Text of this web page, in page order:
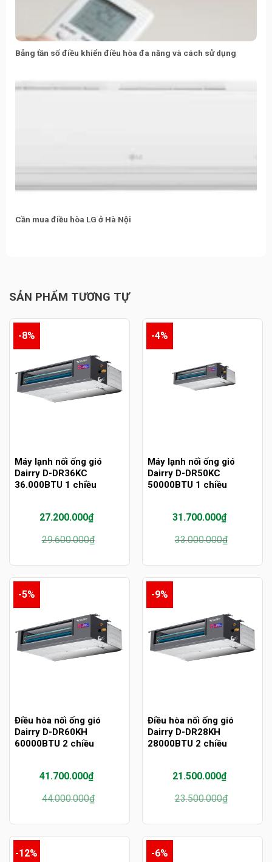
Bảng tần số điều khiển điều hòa đa năng và cách sử dụng
Cần mua điều hòa LG ở Hà Nội
SẢN PHẨM TƯƠNG TỰ
-8%
Máy lạnh nối ống gió
Dairry D-DR36KC
36.000BTU 1 chiều
29.600.000₫
Giá
gốc
29.600.000₫.
27.200.000₫
Giá
hiện
là:
27.200.000₫.
-4%
Máy lạnh nối ống gió
Dairry D-DR50KC
50000BTU 1 chiều
33.000.000₫
Giá
gốc
33.000.000₫.
31.700.000₫
Giá
hiện
là:
31.700.000₫.
-5%
Điều hòa nối ống gió
Dairry D-DR60KH
60000BTU 2 chiều
44.000.000₫
Giá
gốc
44.000.000₫.
41.700.000₫
Giá
hiện
là:
41.700.000₫.
-9%
Điều hòa nối ống gió
Dairry D-DR28KH
28000BTU 2 chiều
23.500.000₫
Giá
gốc
23.500.000₫.
21.500.000₫
Giá
hiện
là:
21.500.000₫.
-12% -6%